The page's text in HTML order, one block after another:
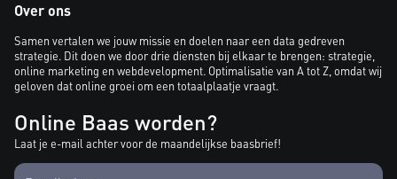
Over ons
Samen vertalen we jouw missie en doelen naar een data gedreven
strategie. Dit doen we door drie diensten bij elkaar te brengen: strategie,
online marketing en webdevelopment. Optimalisatie van A tot Z, omdat wij
geloven dat online groei om een totaalplaatje vraagt.
Online Baas worden?
Laat je e-mail achter voor de maandelijkse baasbrief!